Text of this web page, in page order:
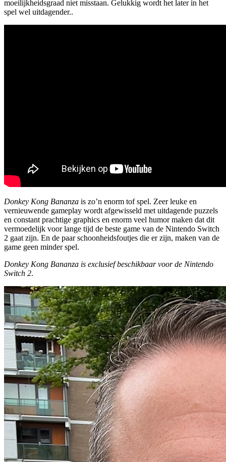
moeilijkheidsgraad niet misstaan. Gelukkig wordt het later in het
spel wel uitdagender..
Donkey Kong Bananza is zo’n enorm tof spel. Zeer leuke en
vernieuwende gameplay wordt afgewisseld met uitdagende puzzels
en constant prachtige graphics en enorm veel humor maken dat dit
vermoedelijk voor lange tijd de beste game van de Nintendo Switch
2 gaat zijn. En de paar schoonheidsfoutjes die er zijn, maken van de
game geen minder spel.
Donkey Kong Bananza is exclusief beschikbaar voor de Nintendo
Switch 2.